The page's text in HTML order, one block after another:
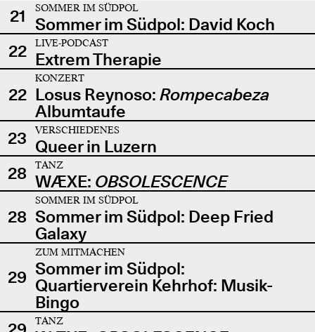
21
SOMMER IM SÜDPOL
Sommer im Südpol: David Koch
22
LIVE-PODCAST
Extrem Therapie
22
KONZERT
Losus Reynoso: Rompecabeza
Albumtaufe
23
VERSCHIEDENES
Queer in Luzern
28
TANZ
WÆXE: OBSOLESCENCE
28
SOMMER IM SÜDPOL
Sommer im Südpol: Deep Fried
Galaxy
29
ZUM MITMACHEN
Sommer im Südpol:
Quartierverein Kehrhof: Musik-
Bingo
TANZ